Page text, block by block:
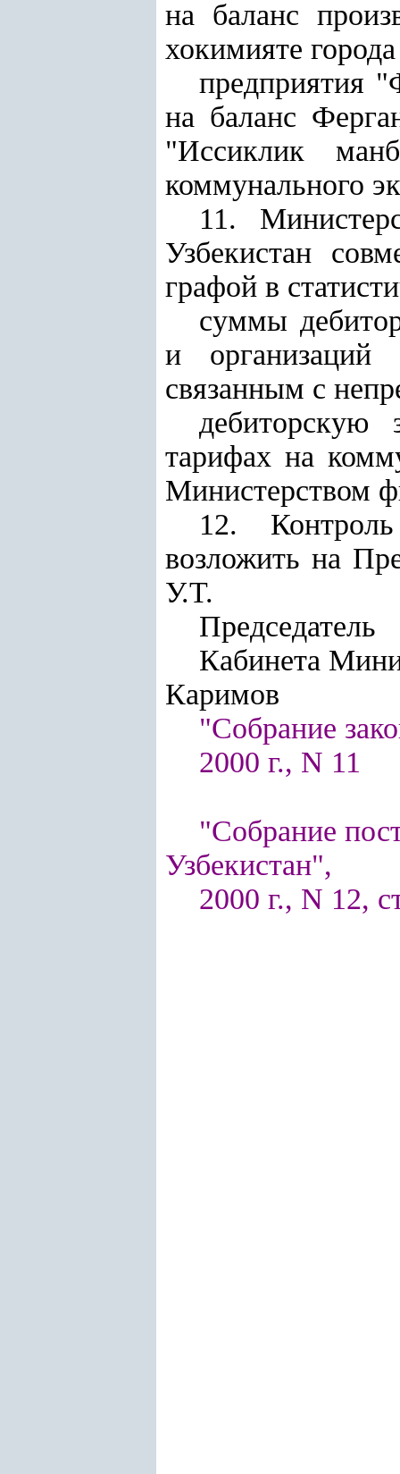
на баланс
хокимияте
предприятия
на баланс
"Иссиклик
коммунального
11.
Узбекистан
графой в
суммы
и организаций
связанным с
дебиторскую
тарифах на
Министерством
12.
возложить на
У.Т.
Председатель
Кабинета
Каримов
"Собрание
2000 г., N 11
"Собрание
Узбекистан",
2000 г., N 12,